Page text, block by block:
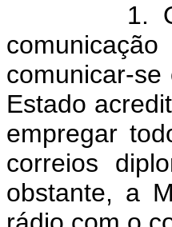
1. O
comunicar-
Estado
empregar
correios
obstante, a